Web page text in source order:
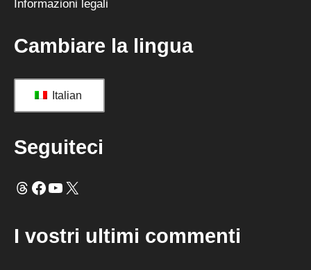
Informazioni legali
Cambiare la lingua
Italian
Seguiteci
FiliFacebook
YouTube
X
I vostri ultimi commenti